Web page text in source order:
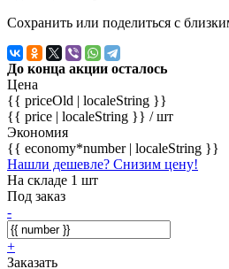
Сохранить или поделиться с
До конца акции осталось
Цена
{{ priceOld | localeString }}
{{ price | localeString }} / шт
Экономия
{{ economy*number | localeString }}
Нашли дешевле? Снизим цену!
На складе 1 шт
Под заказ
-
+
Заказать